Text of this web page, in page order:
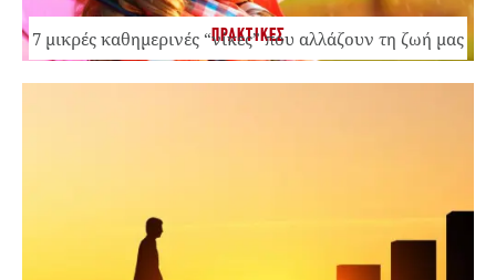
ΠΡΑΚΤΙΚΕΣ
7 μικρές καθημερινές “νίκες” που αλλάζουν τη ζωή μας